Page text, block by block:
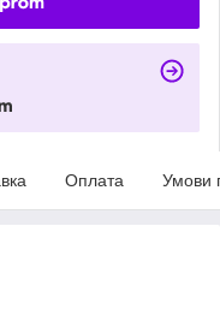
Оплата Умови